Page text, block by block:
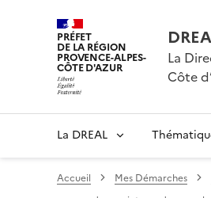
PRÉFET
DE LA RÉGION
PROVENCE-ALPES-
CÔTE D'AZUR
La
Côte
La DREAL
Accueil Mes Démarches